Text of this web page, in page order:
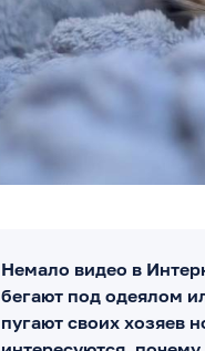
Немало видео в
бегают под одеялом
пугают своих хозяев